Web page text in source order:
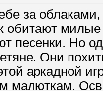
за
обитают
песенки. Но
Они
аркадной
малюткам.